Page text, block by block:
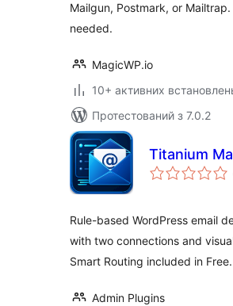
Mailgun, Postmark, or Mailtrap.
needed.
MagicWP.io
10+ активних
Протестований з 7.0.2
Titanium
Rule-based WordPress email
with two connections and
Smart Routing included in Free.
Admin Plugins